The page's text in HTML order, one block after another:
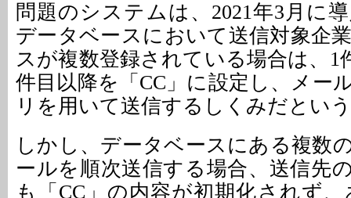
問題のシステムは、2021年3月に
データベースにおいて送信対象企
スが複数登録されている場合は、1
件目以降を「CC」に設定し、メー
リを用いて送信するしくみだとい
しかし、データベースにある複数
ールを順次送信する場合、送信先
も「CC」の内容が初期化されず